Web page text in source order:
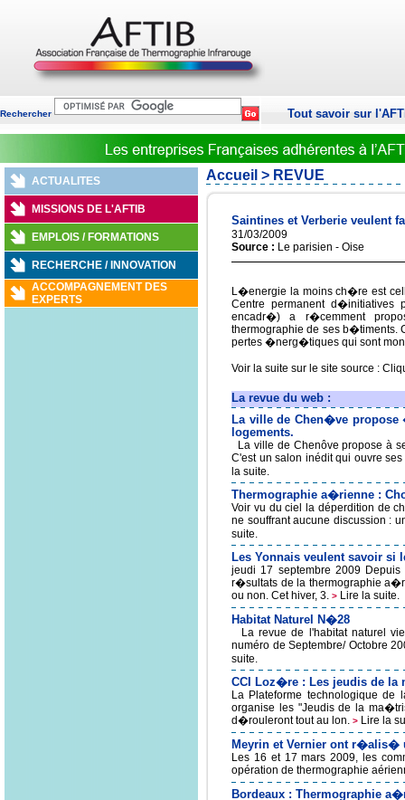
Rechercher Tout savoir sur
ACTUALITES
MISSIONS DE L'AFTIB
EMPLOIS / FORMATIONS
RECHERCHE / INNOVATION
ACCOMPAGNEMENT DES
EXPERTS
Accueil > REVUE
Saintines et Verberie
31/03/2009
Source : Le parisien - Oise
L�energie la moins ch�re est
Centre permanent d�initiatives
encadr�) a r�cemment
thermographie de ses b�timents.
pertes �nerg�tiques qui sont
Voir la suite sur le site source :
La revue du web :
La ville de Chen�ve
logements.
La ville de Chenôve propose à
C'est un salon inédit qui ouvre
la suite.
Thermographie a�rienne :
Voir vu du ciel la déperdition de
ne souffrant aucune discussion :
suite.
Les Yonnais veulent savoir si
jeudi 17 septembre 2009
r�sultats de la thermographie
ou non. Cet hiver, 3. > Lire la suite.
Habitat Naturel N�28
La revue de l'habitat naturel
numéro de Septembre/ Octobre
suite.
CCI Loz�re : Les jeudis de
La Plateforme technologique
organise les "Jeudis de la
d�rouleront tout au lon. > Lire la
Meyrin et Vernier ont r�alis�
Les 16 et 17 mars 2009, les
opération de thermographie
Bordeaux : Thermographie